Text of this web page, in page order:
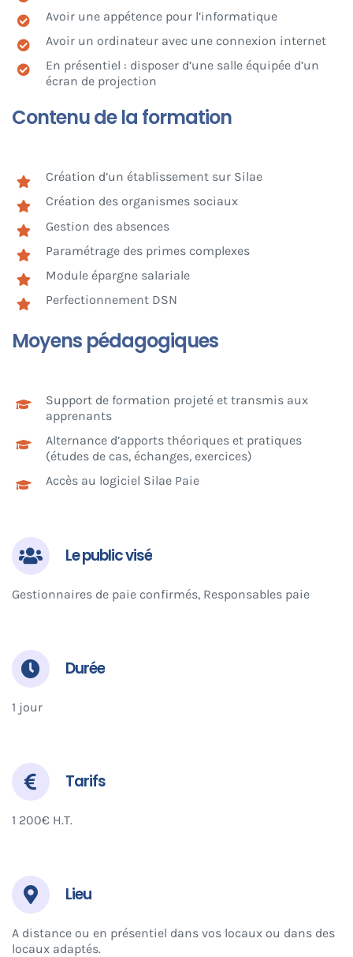
Avoir une appétence pour l’informatique
Avoir un ordinateur avec une connexion internet
En présentiel : disposer d’une salle équipée d’un
écran de projection
Contenu de la formation
Création d’un établissement sur Silae
Création des organismes sociaux
Gestion des absences
Paramétrage des primes complexes
Module épargne salariale
Perfectionnement DSN
Moyens pédagogiques
Support de formation projeté et transmis aux
apprenants
Alternance d’apports théoriques et pratiques
(études de cas, échanges, exercices)
Accès au logiciel Silae Paie
Le public visé
Gestionnaires de paie confirmés, Responsables paie
Durée
1 jour
Tarifs
1 200€ H.T.
Lieu
A distance ou en présentiel dans vos locaux ou dans des
locaux adaptés.